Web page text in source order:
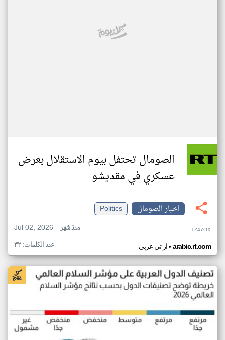
الصومال تحتفل بيوم الاستقلال بعرض
عسكري في مقديشو
اخبار الصومال
Politics
Jul 02, 2026
منذ شهر TZ47OX
ار تي عربي• arabic.rt.com عدد الكلمات: ٣٢